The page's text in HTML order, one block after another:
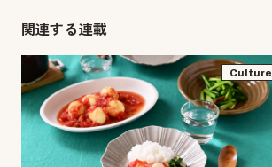
関連する連載
Culture